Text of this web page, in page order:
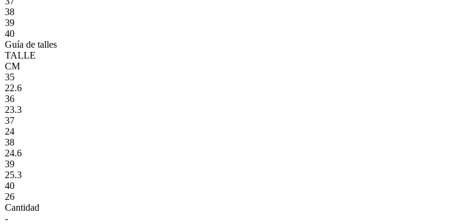
38
39
40
Guía de talles
TALLE
CM
35
22.6
36
23.3
37
24
38
24.6
39
25.3
40
26
Cantidad
-